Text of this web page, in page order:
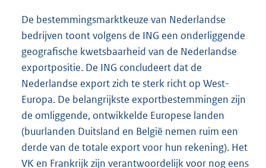
De bestemmingsmarktkeuze van Nederlandse
bedrijven toont volgens de ING een onderliggende
geografische kwetsbaarheid van de Nederlandse
exportpositie. De ING concludeert dat de
Nederlandse export zich te sterk richt op West-
Europa. De belangrijkste exportbestemmingen zijn
de omliggende, ontwikkelde Europese landen
(buurlanden Duitsland en België nemen ruim een
derde van de totale export voor hun rekening). Het
VK en Frankrijk zijn verantwoordelijk voor nog eens